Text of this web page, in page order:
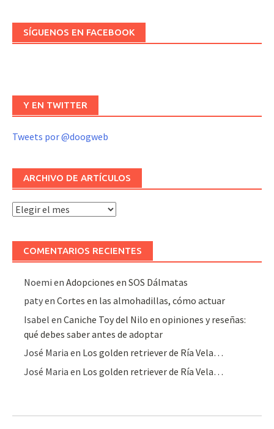
SÍGUENOS EN FACEBOOK
Y EN TWITTER
Tweets por @doogweb
ARCHIVO DE ARTÍCULOS
Archivo
COMENTARIOS RECIENTES
Noemi enAdopciones en SOS Dálmatas
patyenCortes en las almohadillas, cómo actuar
Isabel enCaniche Toy del Nilo en opiniones y reseñas:
qué debes saber antes de adoptar
José Maria en Los golden retriever de Ría Vela…
José Maria en Los golden retriever de Ría Vela…